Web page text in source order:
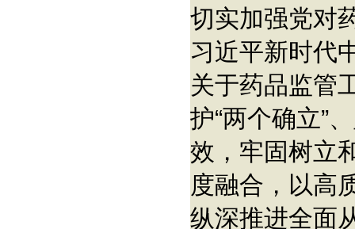
切实加强党对
习近平新时代
关于药品监管
护“两个确立”
效，牢固树立
度融合，以高
纵深推进全面